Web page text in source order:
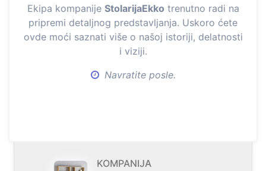
Ekipa kompanije StolarijaEkko trenutno radi na
pripremi detaljnog predstavljanja. Uskoro ćete
ovde moći saznati više o našoj istoriji, delatnosti
i viziji.
Navratite posle.
KOMPANIJA